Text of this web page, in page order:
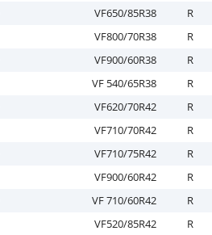
VF650/85R38
R
VF800/70R38
R
VF900/60R38
R
VF 540/65R38
R
VF620/70R42
R
VF710/70R42
R
VF710/75R42
R
VF900/60R42
R
VF 710/60R42
R
VF520/85R42
R